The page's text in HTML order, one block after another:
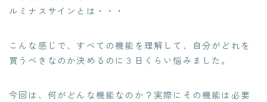
ルミナスサインとは・・・
こんな感じで、すべての機能を理解して、自分がどれを
買うべきなのか決めるのに３日くらい悩みました。
今回は、何がどんな機能なのか？実際にその機能は必要